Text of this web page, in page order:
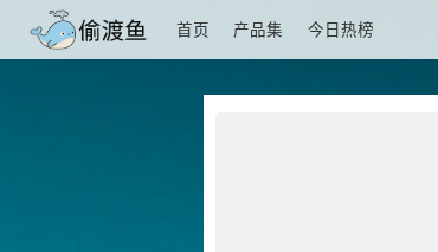
首页 产品集 今日热榜